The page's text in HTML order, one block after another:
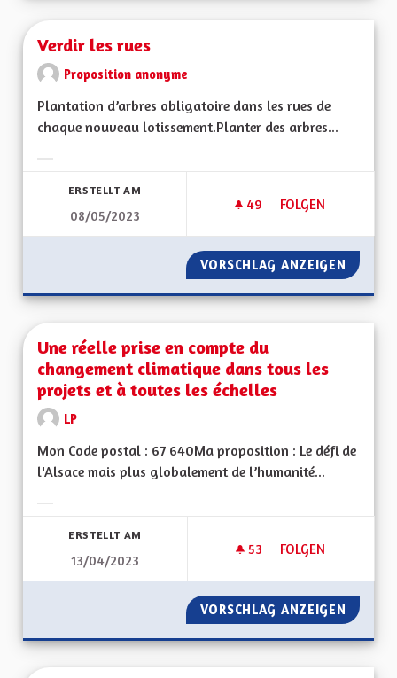
Verdir les rues
Proposition anonyme
Plantation d’arbres obligatoire dans les rues de
chaque nouveau lotissement.Planter des arbres...
ERSTELLT AM
08/05/2023
49 49 FOLLOWER
FOLGEN
VERDIR LES RUES
VORSCHLAG ANZEIGEN
Une réelle prise en compte du
changement climatique dans tous les
projets et à toutes les échelles
LP
Mon Code postal : 67 640Ma proposition : Le défi de
l'Alsace mais plus globalement de l’humanité...
ERSTELLT AM
13/04/2023
53 53 FOLLOWER
FOLGEN
UNE RÉELLE
VORSCHLAG ANZEIGEN UNE